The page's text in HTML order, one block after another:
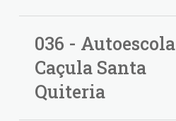
036 - Autoescola
Caçula Santa
Quiteria